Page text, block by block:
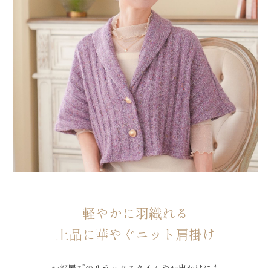
軽やかに羽織れる
上品に華やぐニット肩掛け